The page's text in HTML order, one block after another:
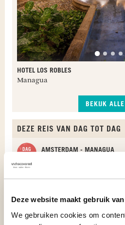
Deze website maakt gebruik
We gebruiken cookies om
HOTEL LOS ROBLES
Managua
BEKIJK
DEZE REIS VAN DAG TOT DAG
AMSTERDAM - MANAGUA
Vandaag vlieg je vanaf
Managua. Na aankomst
hotel in Managua voor